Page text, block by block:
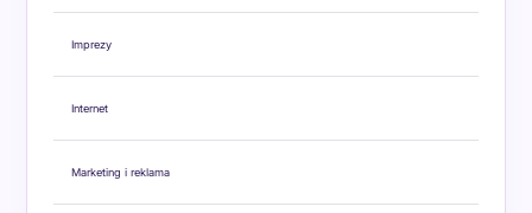
Imprezy
Internet
Marketing i reklama